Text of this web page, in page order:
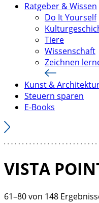
Ratgeber & Wissen
Do It Yourself
Tiere
Wissenschaft
Zeichnen
Kunst &
Steuern sparen
E-Books
VISTA
61–80 von 148